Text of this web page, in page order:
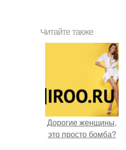
Читайте также
Дорогие женщины,
это просто бомба?